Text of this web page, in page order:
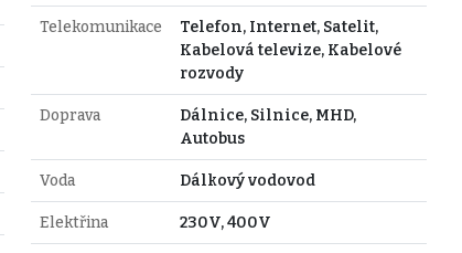
Telekomunikace
Telefon, Internet, Satelit,
Kabelová televize, Kabelové
rozvody
Doprava
Dálnice, Silnice, MHD,
Autobus
Voda Dálkový vodovod
Elektřina 230V, 400V